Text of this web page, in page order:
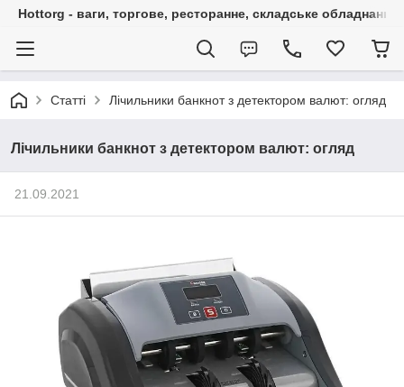
Hottorg - ваги, торгове, ресторанне, складське обладнання
Статті Лічильники банкнот з детектором валют: огляд
Лічильники банкнот з детектором валют: огляд
21.09.2021